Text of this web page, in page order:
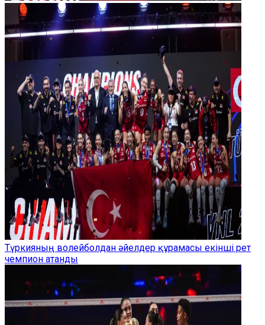
Түркияның волейболдан әйелдер құрамасы екінші рет
чемпион атанды